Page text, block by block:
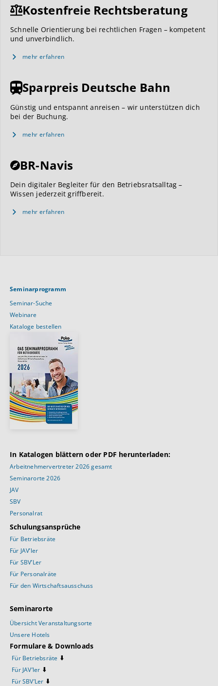
Kostenfreie Rechtsberatung
Schnelle Orientierung bei rechtlichen Fragen – kompetent
und unverbindlich.
mehr erfahren
Sparpreis Deutsche Bahn
Günstig und entspannt anreisen – wir unterstützen dich
bei der Buchung.
mehr erfahren
BR-Navis
Dein digitaler Begleiter für den Betriebsratsalltag –
Wissen jederzeit griffbereit.
mehr erfahren
Seminarprogramm
Seminar-Suche
Webinare
Kataloge bestellen
In Katalogen blättern oder PDF herunterladen:
Arbeitnehmervertreter 2026 gesamt
Seminarorte 2026
JAV
SBV
Personalrat
Schulungsansprüche
Für Betriebsräte
Für JAV’ler
Für SBV’Ler
Für Personalräte
Für den Wirtschaftsausschuss
Seminarorte
Übersicht Veranstaltungsorte
Unsere Hotels
Formulare & Downloads
Für Betriebsräte ⬇️
Für JAV’ler ⬇️
Für SBV’Ler ⬇️